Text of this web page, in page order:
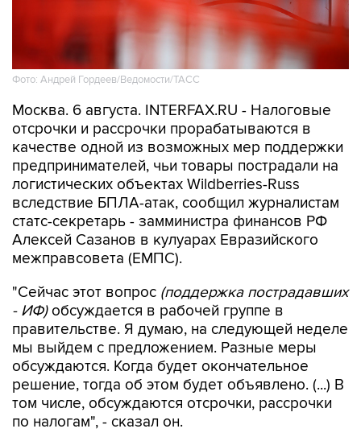
Фото: Андрей Гордеев/Ведомости/ТАСС
Москва. 6 августа. INTERFAX.RU - Налоговые
отсрочки и рассрочки прорабатываются в
качестве одной из возможных мер поддержки
предпринимателей, чьи товары пострадали на
логистических объектах Wildberries-Russ
вследствие БПЛА-атак, сообщил журналистам
статс-секретарь - замминистра финансов РФ
Алексей Сазанов в кулуарах Евразийского
межправсовета (ЕМПС).
"Сейчас этот вопрос (поддержка пострадавших
- ИФ)обсуждается в рабочей группе в
правительстве. Я думаю, на следующей неделе
мы выйдем с предложением. Разные меры
обсуждаются. Когда будет окончательное
решение, тогда об этом будет объявлено. (...) В
том числе, обсуждаются отсрочки, рассрочки
по налогам", - сказал он.